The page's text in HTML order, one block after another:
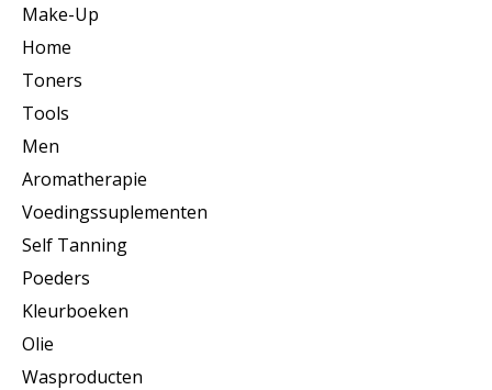
Make-Up
Home
Toners
Tools
Men
Aromatherapie
Voedingssuplementen
Self Tanning
Poeders
Kleurboeken
Olie
Wasproducten